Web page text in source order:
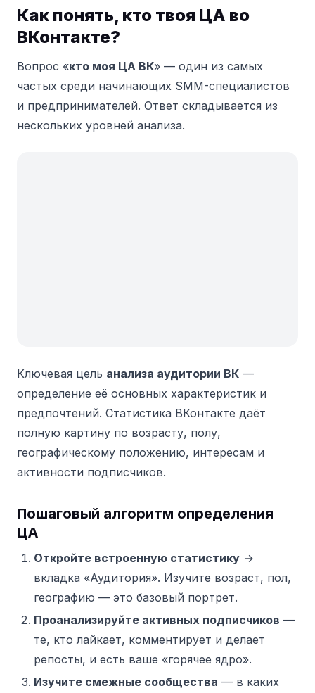
Как понять, кто твоя ЦА во
ВКонтакте?
Вопрос «кто моя ЦА ВК» — один из самых
частых среди начинающих SMM-специалистов
и предпринимателей. Ответ складывается из
нескольких уровней анализа.
Ключевая цель анализа аудитории ВК —
определение её основных характеристик и
предпочтений. Статистика ВКонтакте даёт
полную картину по возрасту, полу,
географическому положению, интересам и
активности подписчиков.
Пошаговый алгоритм определения
ЦА
Откройте встроенную статистику →
вкладка «Аудитория». Изучите возраст, пол,
географию — это базовый портрет.
Проанализируйте активных подписчиков —
те, кто лайкает, комментирует и делает
репосты, и есть ваше «горячее ядро».
Изучите смежные сообщества — в каких